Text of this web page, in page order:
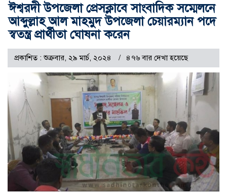
ঈশ্বরদী উপজেলা প্রেসক্লাবে সাংবাদিক সম্মেলনে
আব্দুল্লাহ আল মাহমুদ উপজেলা চেয়ারম্যান পদে
স্বতন্ত্র প্রার্থীতা ঘোষনা করেন
প্রকাশিত : শুক্রবার, ২৯ মার্চ, ২০২৪ ৪৭৬ বার দেখা হয়েছে